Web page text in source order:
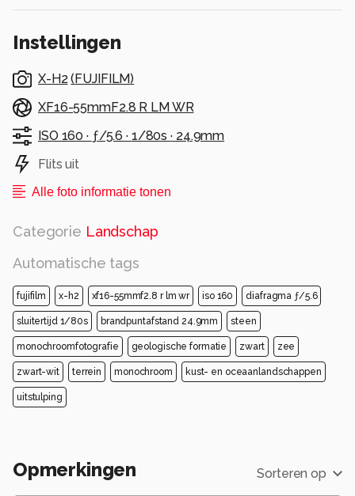
Instellingen
X-H2 (FUJIFILM)
XF16-55mmF2.8 R LM WR
ISO 160 · ƒ/5.6 · 1/80s · 24.9mm
Flits uit
Alle foto informatie tonen
Categorie Landschap
Automatische tags
fujifilm x-h2 xf16-55mmf2.8 r lm wr iso 160 diafragma ƒ/5.6
sluitertijd 1/80s brandpuntafstand 24.9mm steen
monochroomfotografie geologische formatie zwart zee
zwart-wit terrein monochroom kust- en oceaanlandschappen
uitstulping
Opmerkingen Sorteren op